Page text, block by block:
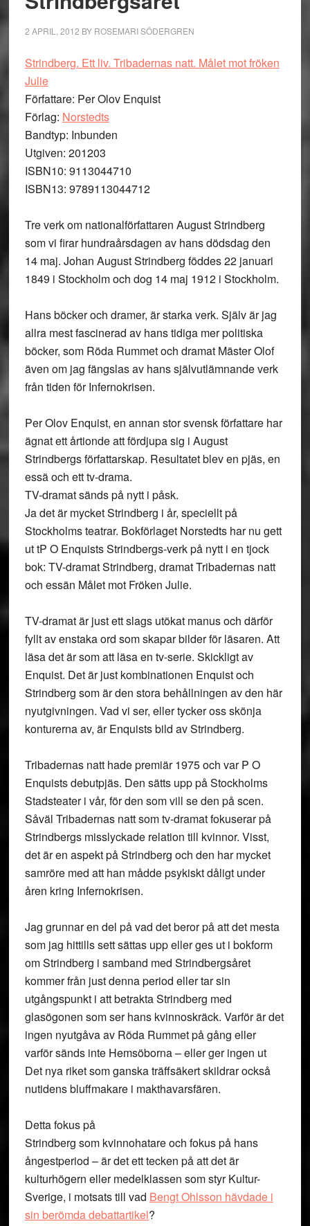
2 APRIL, 2012 BY ROSEMARI SÖDERGREN
Strindberg. Ett liv. Tribadernas natt. Målet mot fröken
Julie
Författare: Per Olov Enquist
Förlag: Norstedts
Bandtyp: Inbunden
Utgiven: 201203
ISBN10: 9113044710
ISBN13: 9789113044712
Tre verk om nationalförfattaren August Strindberg
som vi firar hundraårsdagen av hans dödsdag den
14 maj. Johan August Strindberg föddes 22 januari
1849 i Stockholm och dog 14 maj 1912 i Stockholm.
Hans böcker och dramer, är starka verk. Själv är jag
allra mest fascinerad av hans tidiga mer politiska
böcker, som Röda Rummet och dramat Mäster Olof
även om jag fängslas av hans självutlämnande verk
från tiden för Infernokrisen.
Per Olov Enquist, en annan stor svensk författare har
ägnat ett årtionde att fördjupa sig i August
Strindbergs författarskap. Resultatet blev en pjäs, en
essä och ett tv-drama.
TV-dramat sänds på nytt i påsk.
Ja det är mycket Strindberg i år, speciellt på
Stockholms teatrar. Bokförlaget Norstedts har nu gett
ut tP O Enquists Strindbergs-verk på nytt i en tjock
bok: TV-dramat Strindberg, dramat Tribadernas natt
och essän Målet mot Fröken Julie.
TV-dramat är just ett slags utökat manus och därför
fyllt av enstaka ord som skapar bilder för läsaren. Att
läsa det är som att läsa en tv-serie. Skickligt av
Enquist. Det är just kombinationen Enquist och
Strindberg som är den stora behållningen av den här
nyutgivningen. Vad vi ser, eller tycker oss skönja
konturerna av, är Enquists bild av Strindberg.
Tribadernas natt hade premiär 1975 och var P O
Enquists debutpjäs. Den sätts upp på Stockholms
Stadsteater i vår, för den som vill se den på scen.
Såväl Tribadernas natt som tv-dramat fokuserar på
Strindbergs misslyckade relation till kvinnor. Visst,
det är en aspekt på Strindberg och den har mycket
samröre med att han mådde psykiskt dåligt under
åren kring Infernokrisen.
Jag grunnar en del på vad det beror på att det mesta
som jag hittills sett sättas upp eller ges ut i bokform
om Strindberg i samband med Strindbergsåret
kommer från just denna period eller tar sin
utgångspunkt i att betrakta Strindberg med
glasögonen som ser hans kvinnoskräck. Varför är det
ingen nyutgåva av Röda Rummet på gång eller
varför sänds inte Hemsöborna – eller ger ingen ut
Det nya riket som ganska träffsäkert skildrar också
nutidens bluffmakare i makthavarsfären.
Detta fokus på
Strindberg som kvinnohatare och fokus på hans
ångestperiod – är det ett tecken på att det är
kulturhögern eller medelklassen som styr Kultur-
Sverige, i motsats till vad Bengt Ohlsson hävdade i
sin berömda debattartikel?